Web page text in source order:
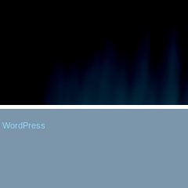
WordPress